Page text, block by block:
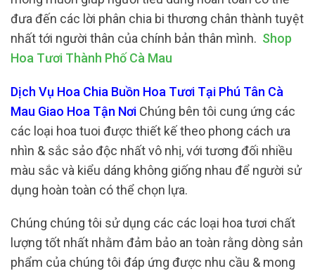
đưa đến các lời phân chia bi thương chân thành tuyệt
nhất tới người thân của chính bản thân mình. Shop
Hoa Tươi Thành Phố Cà Mau
Dịch Vụ Hoa Chia Buồn Hoa Tươi Tại Phú Tân Cà
Mau Giao Hoa Tận Nơi Chúng bên tôi cung ứng các
các loại hoa tuoi được thiết kế theo phong cách ưa
nhìn & sắc sảo độc nhất vô nhị, với tương đối nhiều
màu sắc và kiểu dáng không giống nhau để người sử
dụng hoàn toàn có thể chọn lựa.
Chúng chúng tôi sử dụng các các loại hoa tươi chất
lượng tốt nhất nhằm đảm bảo an toàn rằng dòng sản
phẩm của chúng tôi đáp ứng được nhu cầu & mong